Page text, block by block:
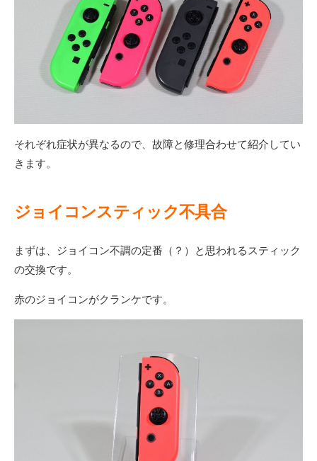
それぞれ症状が異なるので、故障と修理合わせて紹介してい
きます。
ジョイコンスティック不具合
まずは、ジョイコン不調の定番（？）と思われるスティック
の交換です。
赤のジョイコンがクランケです。